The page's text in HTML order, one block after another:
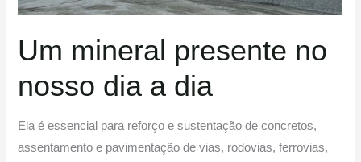
Um mineral presente no
nosso dia a dia
Ela é essencial para reforço e sustentação de concretos,
assentamento e pavimentação de vias, rodovias, ferrovias,